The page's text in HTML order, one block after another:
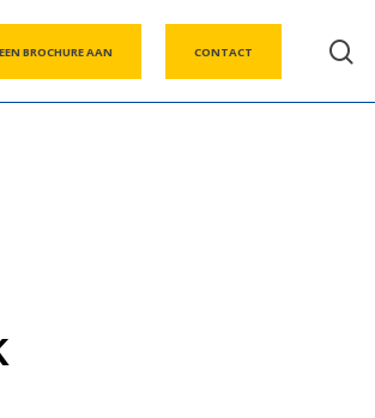
BROCHURE AAN CONTACT